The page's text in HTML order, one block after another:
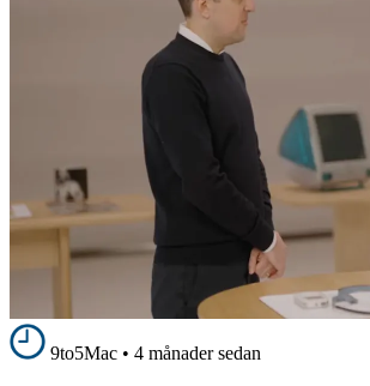
9to5Mac • 4 månader sedan